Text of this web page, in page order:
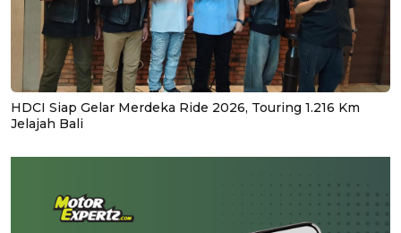
HDCI Siap Gelar Merdeka Ride 2026, Touring 1.216 Km
Jelajah Bali